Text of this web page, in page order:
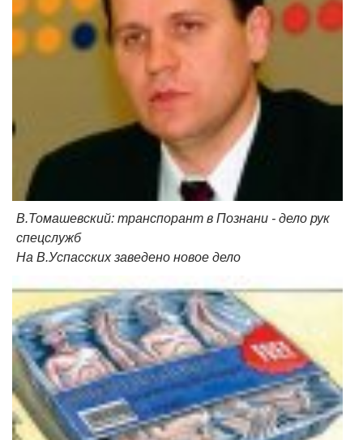
В.Томашевский: транспорант в Познани - дело рук
спецслужб
На В.Успасских заведено новое дело